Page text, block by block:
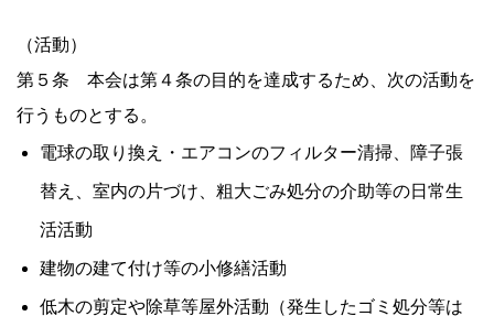
（活動）
第５条 本会は第４条の目的を達成するため、次の活動を
行うものとする。
電球の取り換え・エアコンのフィルター清掃、障子張
替え、室内の片づけ、粗大ごみ処分の介助等の日常生
活活動
建物の建て付け等の小修繕活動
低木の剪定や除草等屋外活動（発生したゴミ処分等は